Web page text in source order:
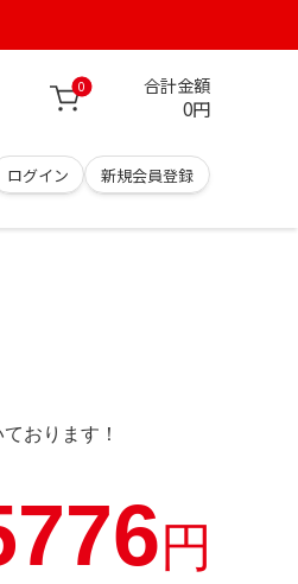
0 合計金額
0円
ログイン 新規会員登録
おります！
円